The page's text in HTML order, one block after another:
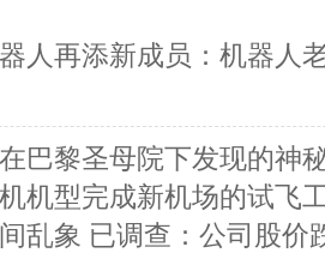
人再添新成员：机器人
巴黎圣母院下发现的神
机型完成新机场的试飞
乱象 已调查：公司股价